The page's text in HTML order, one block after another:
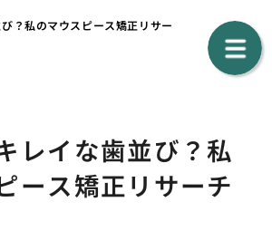
？私のマウスピース矯正リサー
レイな歯並び？私
ース矯正リサーチ